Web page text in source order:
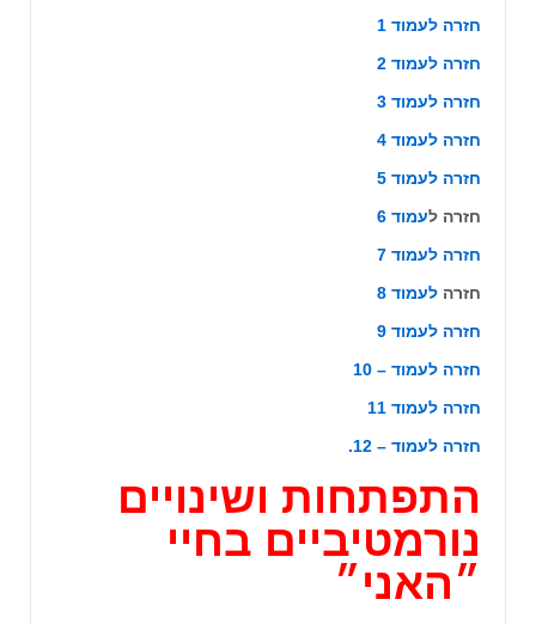
חזרה לעמוד 1
חזרה לעמוד 2
חזרה לעמוד 3
חזרה לעמוד 4
חזרה לעמוד 5
‏חזרה לעמוד 6
חזרה לעמוד 7
חזרה לעמוד 8
חזרה לעמוד 9
חזרה לעמוד – 10
חזרה לעמוד 11
חזרה לעמוד – 12.
התפתחות ושינויים
נורמטיביים בחיי
״האני״